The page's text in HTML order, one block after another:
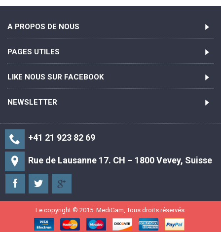
A PROPOS DE NOUS
PAGES UTILES
LIKE NOUS SUR FACEBOOK
NEWSLETTER
+41 21 923 82 69
Rue de Lausanne 17. CH – 1800 Vevey, Suisse
Le copyright © 2015. MediGam, Tous droits réservés.